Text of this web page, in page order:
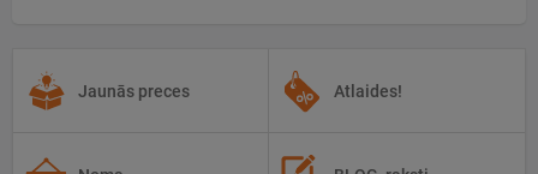
Jaunās preces Atlaides!